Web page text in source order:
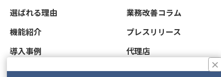
選ばれる理由
機能紹介
導入事例
活用事例
業務改善コラム
プレスリリース
代理店
店舗LINKLEマンガ
×